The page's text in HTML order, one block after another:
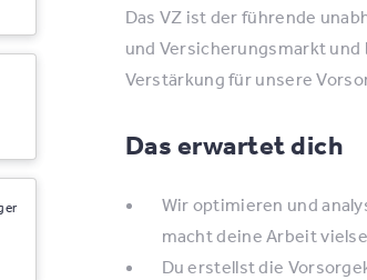
Das VZ ist der führende
und Versicherungsmarkt
Verstärkung für unsere
Das erwartet dich
Wir optimieren und
macht deine Arbeit
Du erstellst die